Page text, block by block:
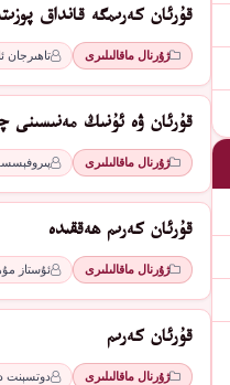
قۇرئان كەرىمگە قانداق
ژۇرنال ماقالىلىرى تاھىرجان
قۇرئان ۋە ئۇنىڭ مەنىسىنى
ژۇرنال ماقالىلىرى
قۇرئان كەرىم ھەققىدە
ژۇرنال ماقالىلىرى ئۇستاز
قۇرئان كەرىم
ژۇرنال ماقالىلىرى دوتسېنت